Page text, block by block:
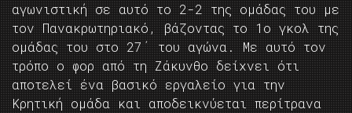
αγωνιστική σε αυτό το 2-2 της ομάδας του με
τον Πανακρωτηριακό, βάζοντας το 1ο γκολ της
ομάδας του στο 27΄ του αγώνα. Με αυτό τον
τρόπο ο φορ από τη Ζάκυνθο δείχνει ότι
αποτελεί ένα βασικό εργαλείο για την
Κρητική ομάδα και αποδεικνύεται περίτρανα